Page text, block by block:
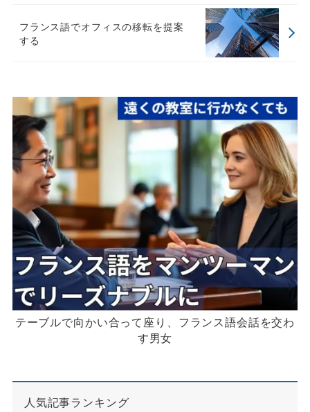
フランス語でオフィスの移転を提案
する
テーブルで向かい合って座り、フランス語会話を交わ
す男女
人気記事ランキング